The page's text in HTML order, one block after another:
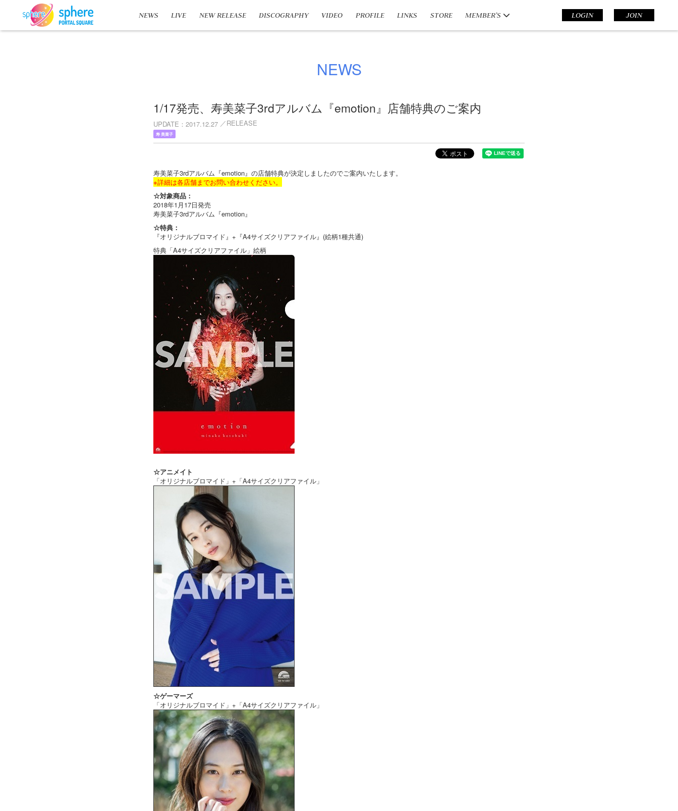
NEWS LIVE NEW RELEASE DISCOGRAPHY VIDEO PROFILE LINKS STORE MEMBER’S LOGIN JOIN
NEWS
1/17発売、寿美菜子3rdアルバム『emotion』店舗特典のご案内
UPDATE 2017.12.27 RELEASE
寿 美菜子
寿美菜子3rdアルバム『emotion』の店舗特典が決定しましたのでご案内いたします。
※詳細は各店舗までお問い合わせください。
☆対象商品：
2018年1月17日発売
寿美菜子3rdアルバム『emotion』
☆特典：
『オリジナルブロマイド』+『A4サイズクリアファイル』(絵柄1種共通)
特典「A4サイズクリアファイル」絵柄
☆アニメイト
「オリジナルブロマイド」+「A4サイズクリアファイル」
☆ゲーマーズ
「オリジナルブロマイド」+「A4サイズクリアファイル」